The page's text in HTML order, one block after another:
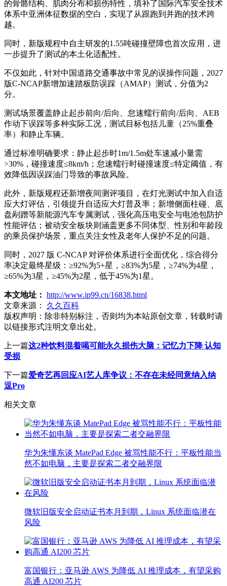
的骨骼结构、肌肉分布和损伤特性，填补了国际汽车安全技术
体系中亚洲体征数据的空白，实现了从跟跑到并跑的技术跨
越。
同时，新版规程中自主研发的1.55吨碰撞壁障也首次应用，进
一步提升了测试的本土化适配性。
不仅如此，针对中国道路交通事故中常见的误操作问题，2027
版C-NCAP新增加速踏板防误踩（AMAP）测试，分值为2
分。
测试场景覆盖静止起步前向/后向、怠速蠕行前向/后向、AEB
作动下误踩等多种实际工况，测试目标包括儿童（25%重叠
率）和静止车辆。
通过标准明确要求：静止起步时1m/1.5m处车速减小量需
>30%，碰撞速度≤8km/h；怠速蠕行时碰撞速度≤特定阈值，有
效降低因误踩油门导致的事故风险。
此外，新版规程还新增夜间测评项目，在灯光测试中加入自适
应大灯评估，引领提升自适应大灯普及率；新增侧面柱碰、底
盘剐蹭等新能源汽车专属测试，强化高压电安全与电池包防护
性能评估；被动安全板块则涵盖更多不同体型、性别和年龄段
的乘员保护场景，重点关注女性及老年人保护不足的问题。
同时，2027 版 C-NCAP 对评价体系进行全面优化，综合得分
率决定最终星级：≥92%为5+星，≥83%为5星，≥74%为4星，
≥65%为3星，≥45%为2星，低于45%为1星。
本文地址： http://www.ip99.cn/16838.html
文章来源：
久久百科
版权声明： 除非特别标注，否则均为本站原创文章，转载时请
以链接形式注明文章出处。
上一篇这2种饮料混着喝可能永久损伤大脑：记忆力下降 认知
受损
下一篇爱奇艺再回应AI艺人库争议：不存在未经同意纳入纳
逗Pro
相关文章
华为朱懂东谈 MatePad Edge 被骂性能不行：平板性能当
然不如电脑，主要是探索二者交融界限
微软旧版安全启动证书本月到期，Linux 系统面临潜在
风险
富国银行：亚马逊 AWS 为降低 AI 推理成本，有望采购
高通 AI200 芯片